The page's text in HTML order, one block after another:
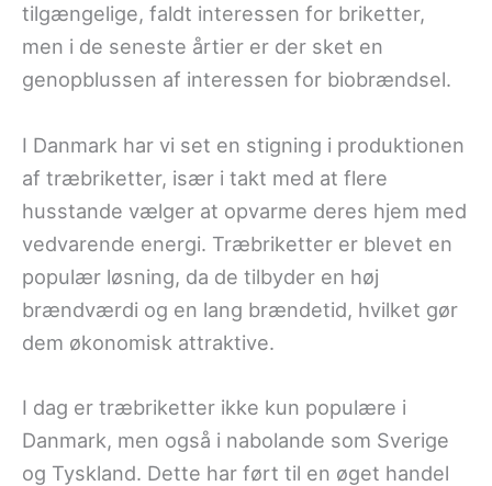
tilgængelige, faldt interessen for briketter,
men i de seneste årtier er der sket en
genopblussen af interessen for biobrændsel.
I Danmark har vi set en stigning i produktionen
af træbriketter, især i takt med at flere
husstande vælger at opvarme deres hjem med
vedvarende energi. Træbriketter er blevet en
populær løsning, da de tilbyder en høj
brændværdi og en lang brændetid, hvilket gør
dem økonomisk attraktive.
I dag er træbriketter ikke kun populære i
Danmark, men også i nabolande som Sverige
og Tyskland. Dette har ført til en øget handel